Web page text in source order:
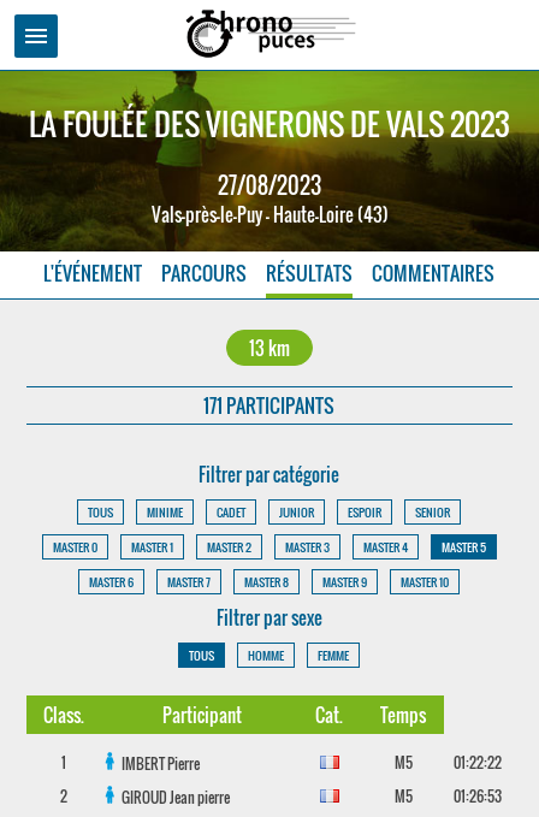
menu
LA FOULÉE DES VIGNERONS DE VALS 2023
27/08/2023
Vals-près-le-Puy - Haute-Loire (43)
L'ÉVÉNEMENT PARCOURS RÉSULTATS COMMENTAIRES
13 km
171 PARTICIPANTS
Filtrer par catégorie
TOUS MINIME CADET JUNIOR ESPOIR
SENIOR
MASTER 0
MASTER 1 MASTER 2 MASTER 3 MASTER 4
MASTER 5
MASTER 6
MASTER 7 MASTER 8 MASTER 9 MASTER 10
Filtrer par sexe
TOUS HOMME FEMME
Class. Participant Cat. Temps
1 IMBERTPierre M5
01:22:22
2
GIROUDJean pierre M5
01:26:53